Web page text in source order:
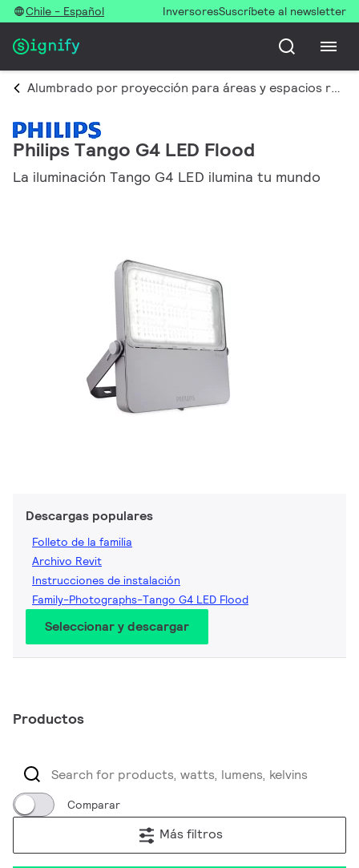
Chile - Español InversoresSuscríbete al newsletter
Alumbrado por proyección para áreas y espacios recreativos
Philips Tango G4 LED Flood
La iluminación Tango G4 LED ilumina tu mundo
Descargas populares
Folleto de la familia
Archivo Revit
Instrucciones de instalación
Family-Photographs-Tango G4 LED Flood
Seleccionar y descargar
Productos
Comparar
Más filtros